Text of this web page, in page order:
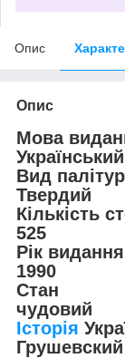
Опис
Опис
Мова
Український
Вид
Твердий
Кількість
525
Рік видання
1990
Стан
чудовий
Історія
Грушевский